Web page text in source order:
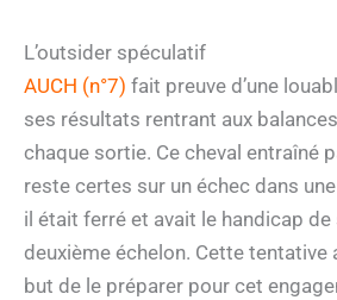
L’outsider spéculatif
AUCH (n°7) fait preuve d’une
ses résultats rentrant aux
chaque sortie. Ce cheval entraîné
reste certes sur un échec dans
il était ferré et avait le handicap de
deuxième échelon. Cette
but de le préparer pour cet